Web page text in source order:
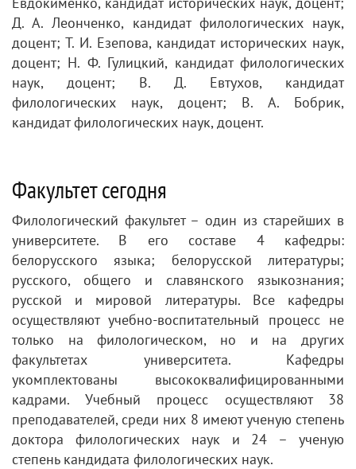
Д. А. Леонченко, кандидат филологических наук,
доцент; Т. И. Езепова, кандидат исторических наук,
доцент; Н. Ф. Гулицкий, кандидат филологических
наук, доцент; В. Д. Евтухов, кандидат
филологических наук, доцент; В. А. Бобрик,
кандидат филологических наук, доцент.
Факультет сегодня
Филологический факультет – один из старейших в
университете. В его составе 4 кафедры:
белорусского языка; белорусской литературы;
русского, общего и славянского языкознания;
русской и мировой литературы. Все кафедры
осуществляют учебно-воспитательный процесс не
только на филологическом, но и на других
факультетах университета. Кафедры
укомплектованы высококвалифицированными
кадрами. Учебный процесс осуществляют 38
преподавателей, среди них 8 имеют ученую степень
доктора филологических наук и 24 – ученую
степень кандидата филологических наук.